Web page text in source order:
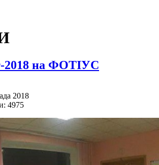
2018 на ФОТІУС
2018
4975